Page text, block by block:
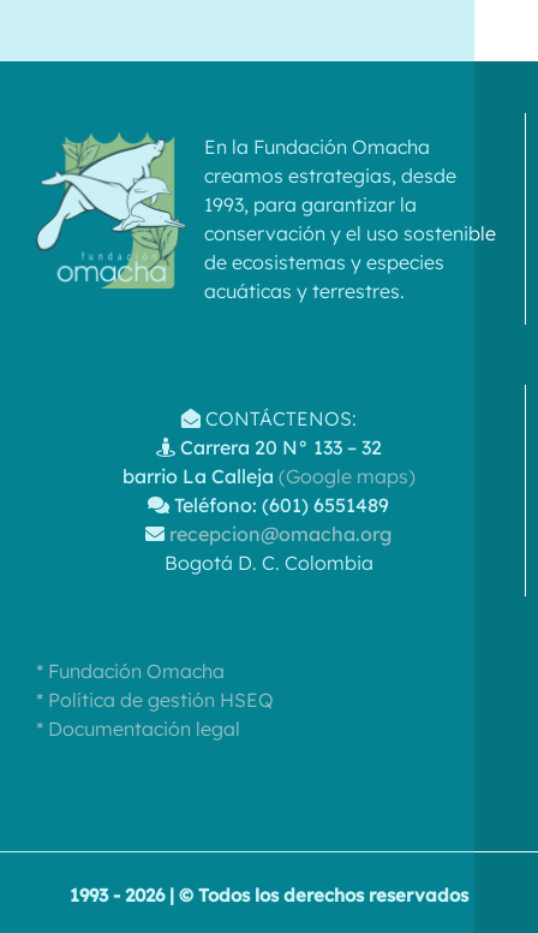
En la Fundación Omacha
creamos estrategias, desde
1993, para garantizar la
conservación y el uso sostenible
de ecosistemas y especies
acuáticas y terrestres.
CONTÁCTENOS:
Carrera 20 N° 133 – 32
barrio La Calleja (Google maps)
Teléfono: (601) 6551489
recepcion@omacha.org
Bogotá D. C. Colombia
* Fundación Omacha
* Política de gestión HSEQ
* Documentación legal
1993 - 2026 | © Todos los derechos reservados